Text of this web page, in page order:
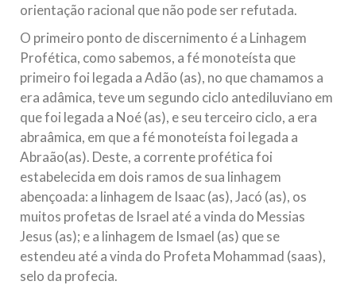
orientação racional que não pode ser refutada.
O primeiro ponto de discernimento é a Linhagem
Profética, como sabemos, a fé monoteísta que
primeiro foi legada a Adão (as), no que chamamos a
era adâmica, teve um segundo ciclo antediluviano em
que foi legada a Noé (as), e seu terceiro ciclo, a era
abraâmica, em que a fé monoteísta foi legada a
Abraão(as). Deste, a corrente profética foi
estabelecida em dois ramos de sua linhagem
abençoada: a linhagem de Isaac (as), Jacó (as), os
muitos profetas de Israel até a vinda do Messias
Jesus (as); e a linhagem de Ismael (as) que se
estendeu até a vinda do Profeta Mohammad (saas),
selo da profecia.